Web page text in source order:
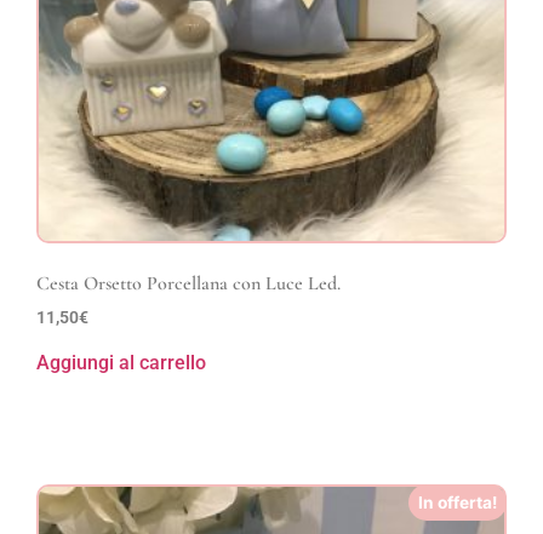
Cesta Orsetto Porcellana con Luce Led.
11,50€
Aggiungi al carrello
In offerta!